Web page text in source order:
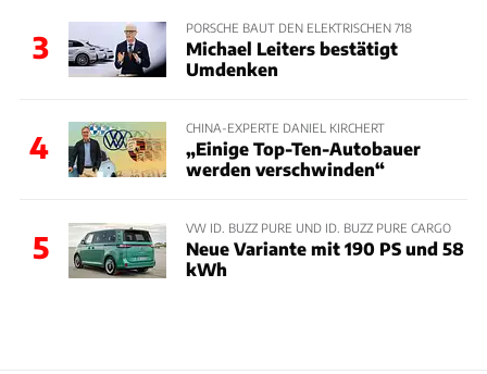
3
PORSCHE BAUT DEN ELEKTRISCHEN 718
Michael Leiters bestätigt
Umdenken
4
CHINA-EXPERTE DANIEL KIRCHERT
„Einige Top-Ten-Autobauer
werden verschwinden“
5
VW ID. BUZZ PURE UND ID. BUZZ PURE CARGO
Neue Variante mit 190 PS und 58
kWh